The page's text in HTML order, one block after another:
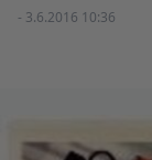
- 3.6.2016 10:36